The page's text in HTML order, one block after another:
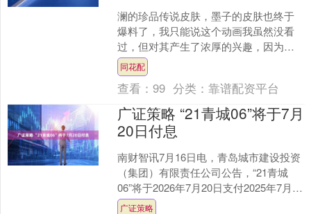
澜的珍品传说皮肤，墨子的皮肤也终于
爆料了，我只能说这个动画我虽然没看
过，但对其产生了浓厚的兴趣，因为这
两个皮肤做的实在是有点太好了。 你敢
信这个是墨子吗？国际服....
同花配
查看：99 分类：靠谱配资平台
广证策略 “21青城06”将于7月
20日付息
南财智讯7月16日电，青岛城市建设投资
（集团）有限责任公司公告，“21青城
06”将于2026年7月20日支付2025年7月20
日至2026年7月19日期间的利息....
广证策略